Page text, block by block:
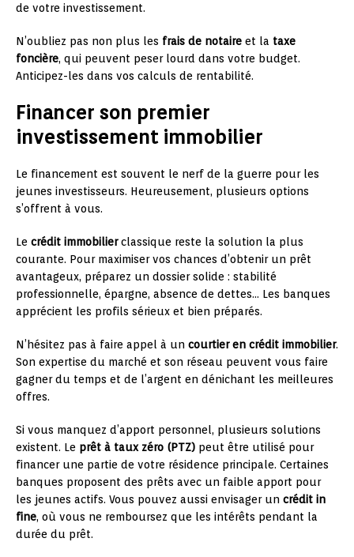
de votre investissement.
N’oubliez pas non plus les frais de notaire et la taxe
foncière, qui peuvent peser lourd dans votre budget.
Anticipez-les dans vos calculs de rentabilité.
Financer son premier
investissement immobilier
Le financement est souvent le nerf de la guerre pour les
jeunes investisseurs. Heureusement, plusieurs options
s’offrent à vous.
Le crédit immobilierclassique reste la solution la plus
courante. Pour maximiser vos chances d’obtenir un prêt
avantageux, préparez un dossier solide : stabilité
professionnelle, épargne, absence de dettes… Les banques
apprécient les profils sérieux et bien préparés.
N’hésitez pas à faire appel à un courtier en crédit immobilier.
Son expertise du marché et son réseau peuvent vous faire
gagner du temps et de l’argent en dénichant les meilleures
offres.
Si vous manquez d’apport personnel, plusieurs solutions
existent. Le prêt à taux zéro (PTZ) peut être utilisé pour
financer une partie de votre résidence principale. Certaines
banques proposent des prêts avec un faible apport pour
les jeunes actifs. Vous pouvez aussi envisager un crédit in
fine, où vous ne remboursez que les intérêts pendant la
durée du prêt.